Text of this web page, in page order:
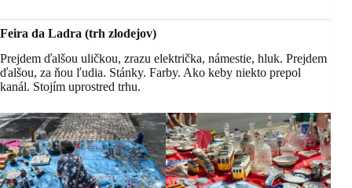
Feira da Ladra (trh zlodejov)
Prejdem ďalšou uličkou, zrazu električka, námestie, hluk. Prejdem
ďalšou, za ňou ľudia. Stánky. Farby. Ako keby niekto prepol
kanál. Stojím uprostred trhu.